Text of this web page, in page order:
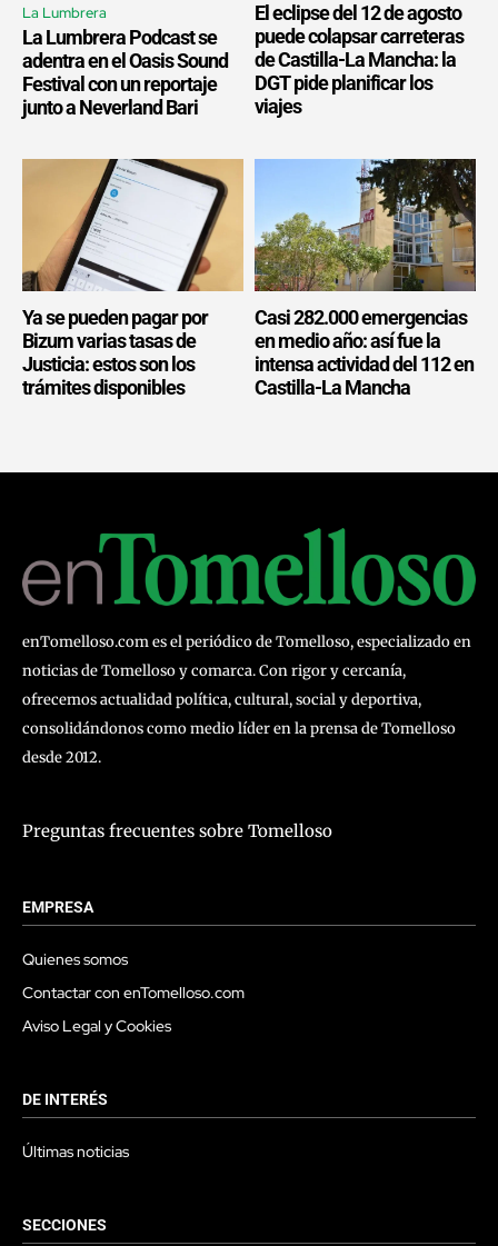
La Lumbrera
La Lumbrera Podcast se
adentra en el Oasis Sound
Festival con un reportaje
junto a Neverland Bari
El eclipse del 12 de agosto
puede colapsar carreteras
de Castilla-La Mancha: la
DGT pide planificar los
viajes
Ya se pueden pagar por
Bizum varias tasas de
Justicia: estos son los
trámites disponibles
Casi 282.000 emergencias
en medio año: así fue la
intensa actividad del 112 en
Castilla-La Mancha
enTomelloso.com es el periódico de Tomelloso, especializado en
noticias de Tomelloso y comarca. Con rigor y cercanía,
ofrecemos actualidad política, cultural, social y deportiva,
consolidándonos como medio líder en la prensa de Tomelloso
desde 2012.
Preguntas frecuentes sobre Tomelloso
EMPRESA
Quienes somos
Contactar con enTomelloso.com
Aviso Legal y Cookies
DE INTERÉS
Últimas noticias
SECCIONES